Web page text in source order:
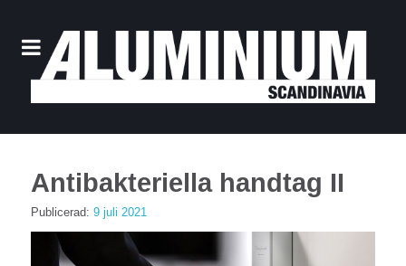
Antibakteriella handtag II
Publicerad: 9 juli 2021